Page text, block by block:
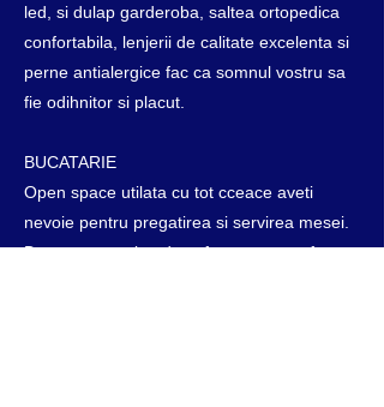
led, si dulap garderoba, saltea ortopedica
confortabila, lenjerii de calitate excelenta si
perne antialergice fac ca somnul vostru sa
fie odihnitor si placut.
BUCATARIE
Open space utilata cu tot cceace aveti
nevoie pentru pregatirea si servirea mesei.
Dotata cu masina de cafea, storcator fructe,